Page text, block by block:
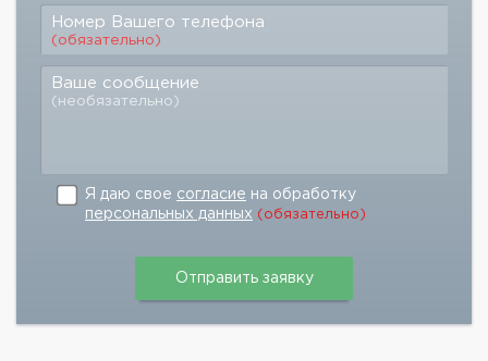
Номер Вашего телефона
(обязательно)
Ваше сообщение
(необязательно)
Я даю свое согласие на обработку
персональных данных (обязательно)